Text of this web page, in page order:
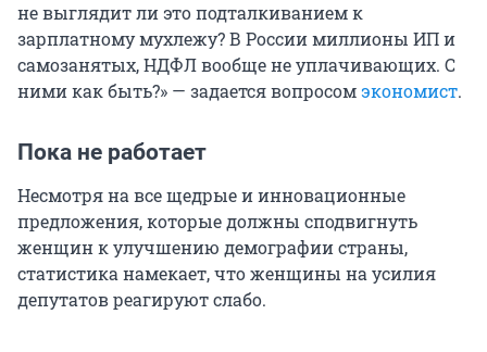
не выглядит ли это подталкиванием к
зарплатному мухлежу? В России миллионы ИП и
самозанятых, НДФЛ вообще не уплачивающих. С
ними как быть?» — задается вопросомэкономист.
Пока не работает
Несмотря на все щедрые и инновационные
предложения, которые должны сподвигнуть
женщин к улучшению демографии страны,
статистика намекает, что женщины на усилия
депутатов реагируют слабо.